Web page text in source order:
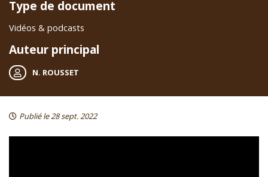
Type de document
Vidéos & podcasts
Auteur principal
N. ROUSSET
Publié le 28 sept. 2022